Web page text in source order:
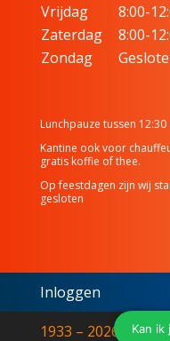
Vrijdag
8:00-
Zaterdag
8:00-
Zondag
Lunchpauze tussen
Kantine ook voor
gratis koffie of thee.
Op feestdagen zijn wij
gesloten
Inloggen
1933 – 2026© L.